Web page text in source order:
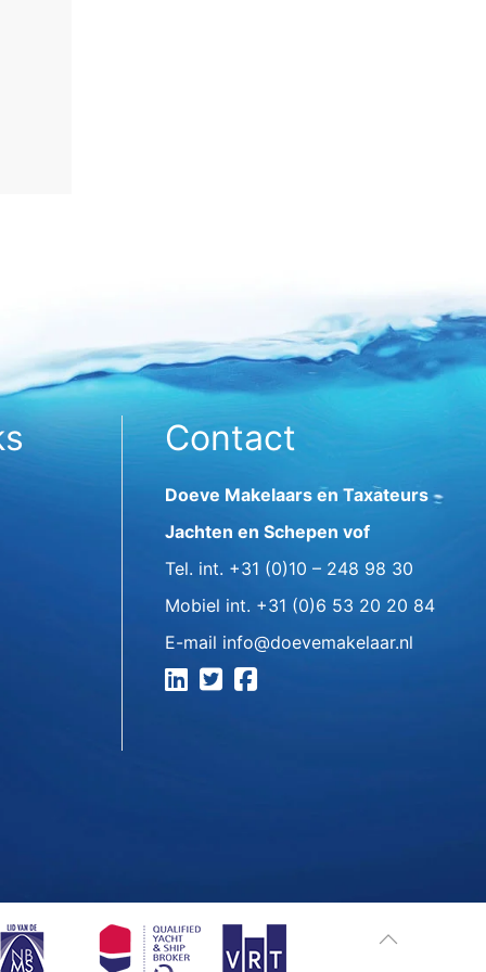
Contact
Doeve Makelaars en Taxateurs
Jachten en Schepen vof
Tel. int. +31 (0)10 – 248 98 30
Mobiel int. +31 (0)6 53 20 20 84
E-mail info@doevemakelaar.nl